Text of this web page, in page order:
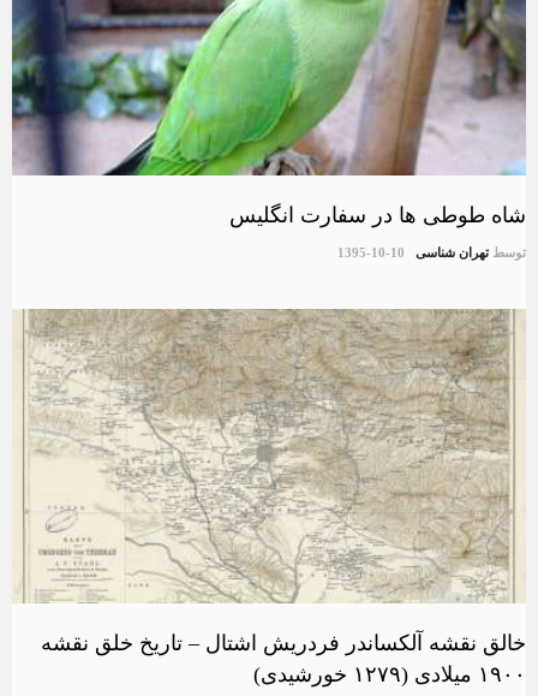
شاه طوطی ها در سفارت انگلیس
توسطتهران شناسی 1395-10-10
خالق نقشه آلکساندر فردریش اشتال – تاریخ خلق نقشه
۱۹۰۰ میلادی (۱۲۷۹ خورشیدی)